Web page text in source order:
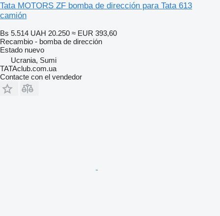
Tata MOTORS ZF bomba de dirección para Tata 613
camión
Bs 5.514 UAH 20.250 ≈ EUR 393,60
Recambio - bomba de dirección
Estado nuevo
Ucrania, Sumi
TATAclub.com.ua
Contacte con el vendedor